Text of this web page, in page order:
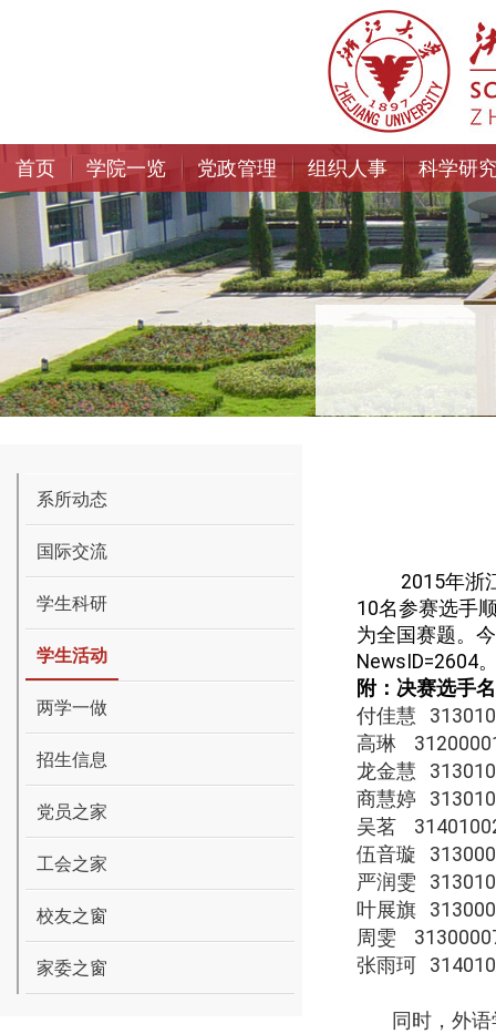
首页 学院一览 党政管理 组织人事 科学研
系所动态
国际交流
学生科研
学生活动
两学一做
招生信息
党员之家
工会之家
校友之窗
家委之窗
2015年浙
10名参赛选手
为全国赛题。
NewsID=2604
附：决赛选手
付佳慧
高琳
龙金慧
商慧婷
吴茗
伍音璇
严润雯
叶展旗
周雯
张雨珂
同时，外